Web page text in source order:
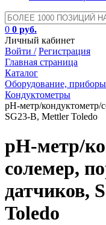
0 0 руб.
Личный кабинет
Войти / Регистрация
Главная страница
Каталог
Оборудование, приборы
Кондуктометры
рН-метр/кондуктометр/
SG23-B, Mettler Toledo
рН-метр/
солемер,
датчиков,
Toledo